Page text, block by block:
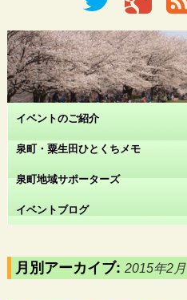
イベントのご紹介
泉町・粟生田ひとくちメモ
泉町地域サポーターズ
イベントブログ
月別アーカイブ:2015年2月